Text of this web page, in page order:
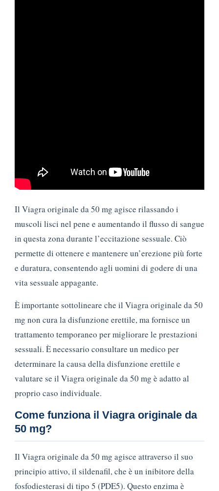
Il Viagra originale da 50 mg agisce rilassando i
muscoli lisci nel pene e aumentando il flusso di sangue
in questa zona durante l’eccitazione sessuale. Ciò
permette di ottenere e mantenere un’erezione più forte
e duratura, consentendo agli uomini di godere di una
vita sessuale appagante.
È importante sottolineare che il Viagra originale da 50
mg non cura la disfunzione erettile, ma fornisce un
trattamento temporaneo per migliorare le prestazioni
sessuali. È necessario consultare un medico per
determinare la causa della disfunzione erettile e
valutare se il Viagra originale da 50 mg è adatto al
proprio caso individuale.
Come funziona il Viagra originale da
50 mg?
Il Viagra originale da 50 mg agisce attraverso il suo
principio attivo, il sildenafil, che è un inibitore della
fosfodiesterasi di tipo 5 (PDE5). Questo enzima è